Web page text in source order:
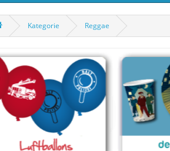
Kategorie Reggae